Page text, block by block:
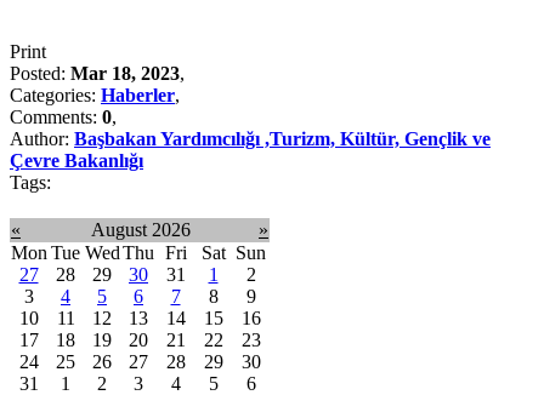
Print
Posted: Mar 18, 2023,
Categories: Haberler,
Comments: 0,
Author: Başbakan Yardımcılığı ,Turizm, Kültür, Gençlik ve
Çevre Bakanlığı
Tags:
« August 2026
»
Mon Tue WedThu Fri Sat Sun
27
28 29 30 31 1
2
3
4 5 6 7 8
9
10
11 12 13 14 15
16
17
18 19 20 21 22
23
24
25 26 27 28 29
30
31
1 2 3 4 5 6